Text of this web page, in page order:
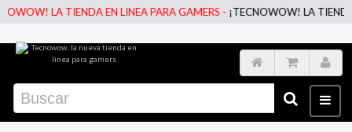
LA TIENDA EN LINEA PARA GAMERS - ¡TECNOWOW! LA TIENDA